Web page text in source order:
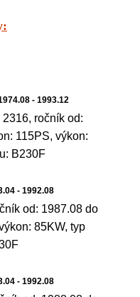
- 1993.12
2316, ročník od:
115PS, výkon:
B230F
- 1992.08
od: 1987.08 do
85KW, typ
- 1992.08